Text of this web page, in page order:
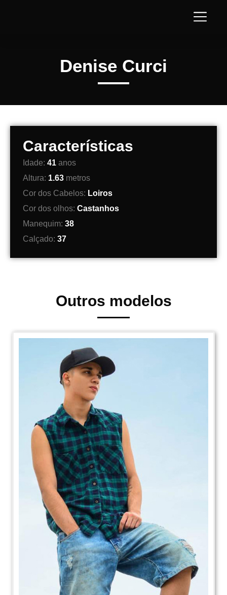
Denise Curci
Características
Idade: 41 anos
Altura: 1.63 metros
Cor dos Cabelos: Loiros
Cor dos olhos: Castanhos
Manequim: 38
Calçado: 37
Outros modelos